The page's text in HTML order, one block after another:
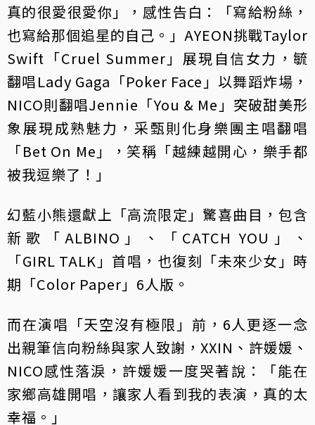
真的很愛很愛你」，感性告白：「寫給粉絲，
也寫給那個追星的自己。」AYEON挑戰Taylor
Swift「Cruel Summer」展現自信女力，毓
翻唱Lady Gaga「Poker Face」以舞蹈炸場，
NICO則翻唱Jennie「You & Me」突破甜美形
象展現成熟魅力，采甄則化身樂團主唱翻唱
「Bet On Me」，笑稱「越練越開心，樂手都
被我逗樂了！」
幻藍小熊還獻上「高流限定」驚喜曲目，包含
新歌「ALBINO」、「CATCH YOU」、
「GIRL TALK」首唱，也復刻「未來少女」時
期「Color Paper」6人版。
而在演唱「天空沒有極限」前，6人更逐一念
出親筆信向粉絲與家人致謝，XXIN、許媛媛、
NICO感性落淚，許媛媛一度哭著說：「能在
家鄉高雄開唱，讓家人看到我的表演，真的太
幸福。」